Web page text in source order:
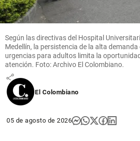
transporte
público para
discriminación
a personas con
sobrepeso
share
Según las directivas del Hospital
Medellín, la persistencia de la alta demanda
urgencias para adultos limita la
atención. Foto: Archivo El Colombiano.
El Colombiano
05 de agosto de 2026